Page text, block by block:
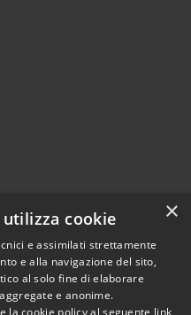
Copyright © 2026 • Comune di
×
cookie
e assimilati strettamente
e alla navigazione del sito,
al solo fine di elaborare
e anonime.
la cookie policy al seguente link